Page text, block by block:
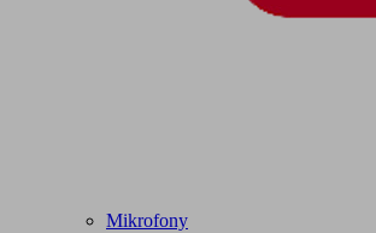
Mikrofony